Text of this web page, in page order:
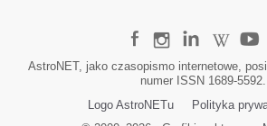
AstroNET, jako czasopismo internetowe,
numer ISSN 1689-5592.
Logo AstroNETu
Polityka